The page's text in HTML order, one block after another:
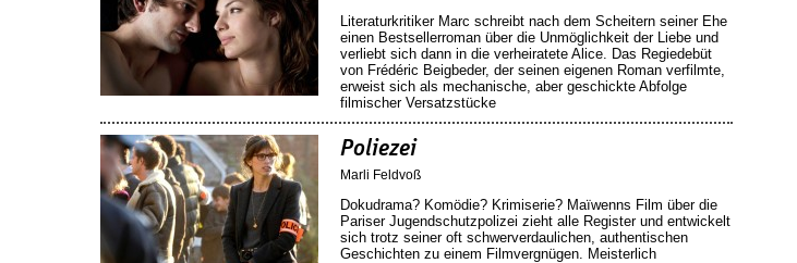
Literaturkritiker Marc schreibt nach dem Scheitern seiner Ehe
einen Bestsellerroman über die Unmöglichkeit der Liebe und
verliebt sich dann in die verheiratete Alice. Das Regiedebüt
von Frédéric Beigbeder, der seinen eigenen Roman verfilmte,
erweist sich als mechanische, aber geschickte Abfolge
filmischer Versatzstücke
Poliezei
Marli Feldvoß
Dokudrama? Komödie? Krimiserie? Maïwenns Film über die
Pariser Jugendschutzpolizei zieht alle Register und entwickelt
sich trotz seiner oft schwerverdaulichen, authentischen
Geschichten zu einem Filmvergnügen. Meisterlich